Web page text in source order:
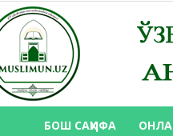
БОШ САҲИФА